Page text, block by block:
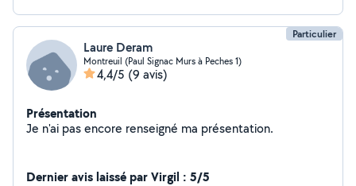
Particulier
Laure Deram
Montreuil (Paul Signac Murs à Peches 1)
4,4/5 (9 avis)
Présentation
Je n'ai pas encore renseigné ma présentation.
Dernier avis laissé par Virgil : 5/5